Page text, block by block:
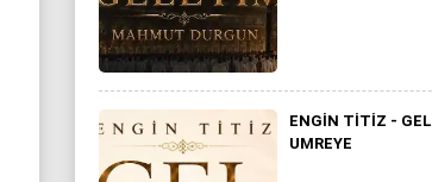
ENGIN TITIZ - GEL
UMREYE